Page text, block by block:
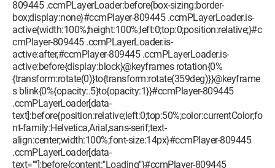
809445 .ccmPLayerLoader:before{box-sizing:border-
box;display:none}#ccmPlayer-809445 .ccmPLayerLoader.is-
active{width:100%;height:100%;left:0;top:0;position:relative;}#c
cmPlayer-809445 .ccmPLayerLoader.is-
active:after,#ccmPlayer-809445 .ccmPLayerLoader.is-
active:before{display:block}@keyframes rotation{0%
{transform:rotate(0)}to{transform:rotate(359deg)}}@keyframe
s blink{0%{opacity:.5}to{opacity:1}}#ccmPlayer-809445
.ccmPLayerLoader[data-
text]:before{position:relative;left:0;top:50%;color:currentColor;fo
nt-family:Helvetica,Arial,sans-serif;text-
align:center;width:100%;font-size:14px}#ccmPlayer-809445
.ccmPLayerLoader[data-
text=""]:before{content:"Loading"}#ccmPlayer-809445